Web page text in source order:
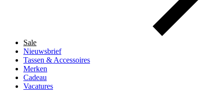
Sale
Nieuwsbrief
Tassen & Accessoires
Merken
Cadeau
Vacatures